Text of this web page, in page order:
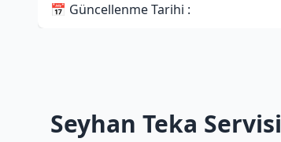
📅 Güncellenme Tarihi :
Seyhan Teka Servisi